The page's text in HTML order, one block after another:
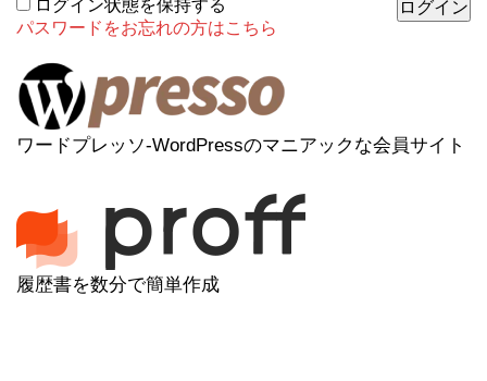
ログイン状態を保持する
パスワードをお忘れの方はこちら
ワードプレッソ-WordPressのマニアックな会員サイト
履歴書を数分で簡単作成